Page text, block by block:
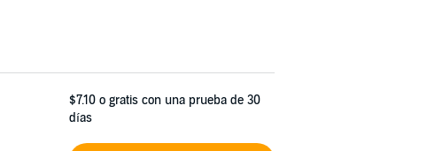
$7.10 o gratis con una prueba de 30
días